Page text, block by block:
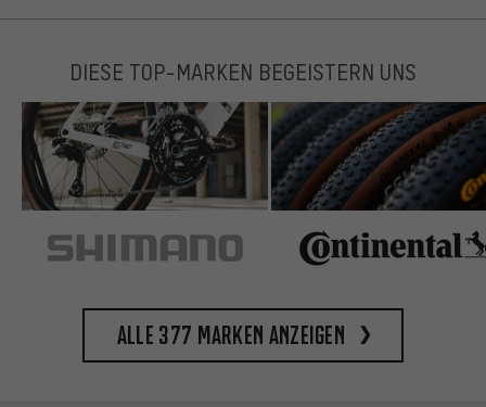
DIESE TOP-MARKEN BEGEISTERN UNS
Alle 377 Marken anzeigen